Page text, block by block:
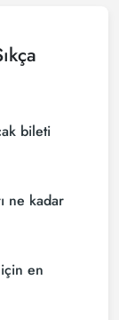
bileti
ne kadar
ve
en